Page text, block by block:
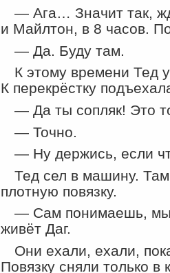
— Ага… Значит так,
и Майлтон, в 8 часов.
— Да. Буду там.
К этому времени Тед
К перекрёстку
— Да ты сопляк! Это
— Точно.
— Ну держись, если
Тед сел в машину.
плотную повязку.
— Сам понимаешь, мы
живёт Даг.
Они ехали, ехали,
Повязку сняли только в